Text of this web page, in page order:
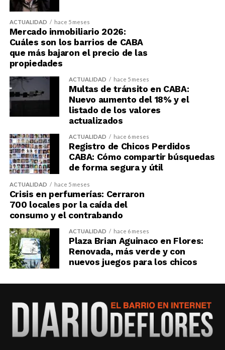
ACTUALIDAD hace 5 meses
Mercado inmobiliario 2026:
Cuáles son los barrios de CABA
que más bajaron el precio de las
propiedades
ACTUALIDAD hace 5 meses
Multas de tránsito en CABA:
Nuevo aumento del 18% y el
listado de los valores
actualizados
ACTUALIDAD hace 6 meses
Registro de Chicos Perdidos
CABA: Cómo compartir búsquedas
de forma segura y útil
ACTUALIDAD hace 5 meses
Crisis en perfumerías: Cerraron
700 locales por la caída del
consumo y el contrabando
ACTUALIDAD hace 6 meses
Plaza Brian Aguinaco en Flores:
Renovada, más verde y con
nuevos juegos para los chicos